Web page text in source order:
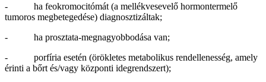
- ha feokromocitómát (a mellékvesevelő hormontermelő
tumoros megbetegedése) diagnosztizáltak;
- ha prosztata-megnagyobbodása van;
- porfíria esetén (örökletes metabolikus rendellenesség, amely
érinti a bőrt és/vagy központi idegrendszert);